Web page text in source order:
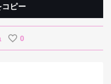
ピー
0